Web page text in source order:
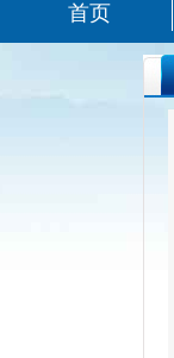
首页